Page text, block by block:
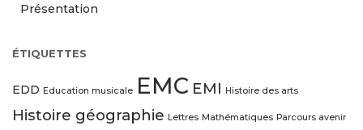
Présentation
ÉTIQUETTES
EDD Education musicale EMC EMI Histoire des arts
Histoire géographie Lettres Mathématiques Parcours avenir